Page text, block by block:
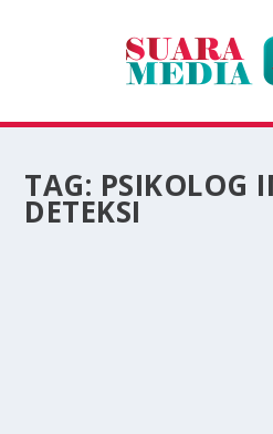
TAG: PSIKOLOG
DETEKSI